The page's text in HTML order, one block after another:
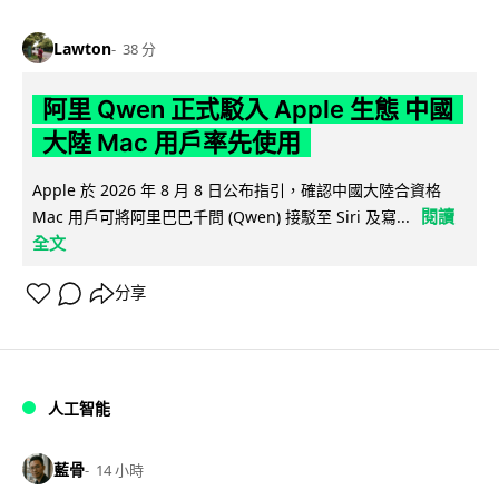
Lawton 38 分
阿里 Qwen 正式駁入 Apple 生態 中國
大陸 Mac 用戶率先使用
Apple 於 2026 年 8 月 8 日公布指引，確認中國大陸合資格
Mac 用戶可將阿里巴巴千問 (Qwen) 接駁至 Siri 及寫...
閱讀
全文
分享
人工智能
藍骨 14 小時